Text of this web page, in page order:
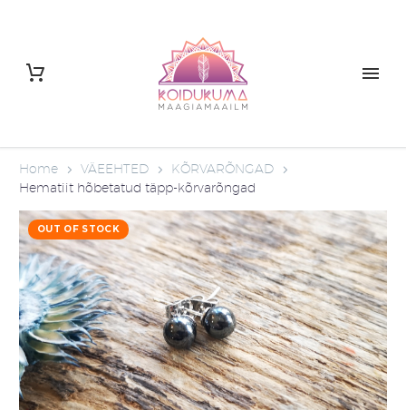
Home VÄEEHTED
KÕRVARÕNGAD
Hematiit hõbetatud täpp-kõrvarõngad
OUT OF STOCK